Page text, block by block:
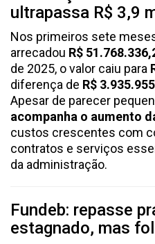
ultrapassa R$ 3,9
Nos primeiros sete
arrecadou R$
de 2025, o valor caiu para
diferença de R$
Apesar de parecer
acompanha o aumento
custos crescentes com
contratos e serviços
da administração.
Fundeb: repasse
estagnado, mas